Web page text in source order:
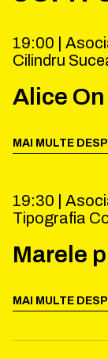
19:00 |
Cilindru
Alice
MAI MULTE
19:30 |
Tipografia
Marele
MAI MULTE